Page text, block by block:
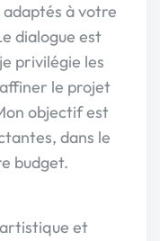
adaptés à votre
dialogue est
privilégie les
le projet
objectif est
dans le
budget.
et